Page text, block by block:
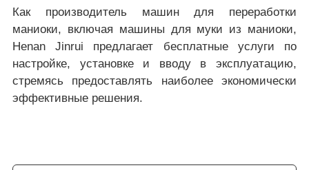
Как производитель машин для переработки
маниоки, включая машины для муки из маниоки,
Henan Jinrui предлагает бесплатные услуги по
настройке, установке и вводу в эксплуатацию,
стремясь предоставлять наиболее экономически
эффективные решения.